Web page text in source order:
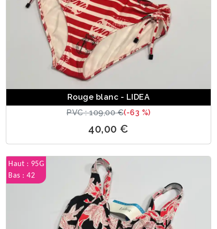
Rouge blanc - LIDEA
PVC : 109,00 €(-63 %)
40,00 €
Haut : 95G
Bas : 42